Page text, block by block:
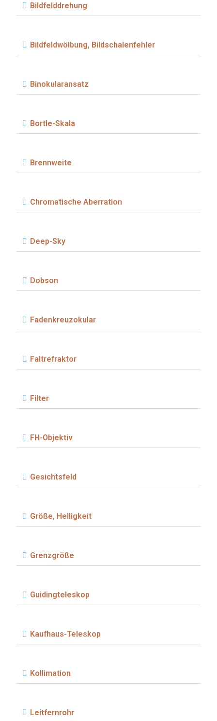
Bildfelddrehung
Bildfeldwölbung, Bildschalenfehler
Binokularansatz
Bortle-Skala
Brennweite
Chromatische Aberration
Deep-Sky
Dobson
Fadenkreuzokular
Faltrefraktor
Filter
FH-Objektiv
Gesichtsfeld
Größe, Helligkeit
Grenzgröße
Guidingteleskop
Kaufhaus-Teleskop
Kollimation
Leitfernrohr